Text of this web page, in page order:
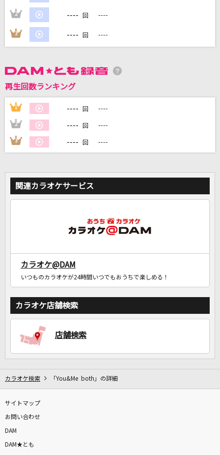
DAMの新曲・ランキングなど
カラオケ最新情報をチェック！
カラオケをもっと楽しもう！
2 ---- 回 ----
3 ---- 回 ----
再生回数ランキング
1 ---- 回 ----
2 ---- 回 ----
3 ---- 回 ----
関連カラオケサービス
カラオケ@DAM
いつものカラオケが24時間いつでもおうちで楽しめる！
カラオケ店舗検索
店舗検索
カラオケ検索 「You&Me both」の詳細
サイトマップ
お問い合わせ
DAM
DAM★とも